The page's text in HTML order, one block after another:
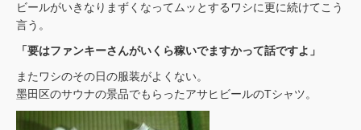
ビールがいきなりまずくなってムッとするワシに更に続けてこう
言う。
「要はファンキーさんがいくら稼いでますかって話ですよ」
またワシのその日の服装がよくない。
墨田区のサウナの景品でもらったアサヒビールのTシャツ。